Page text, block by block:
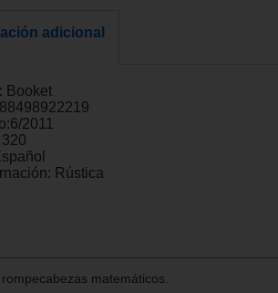
adicional
Booket
6/2011
320
Rústica
matemáticos.